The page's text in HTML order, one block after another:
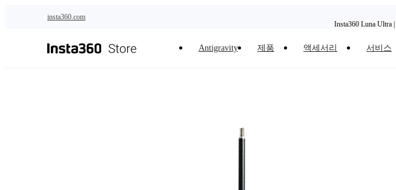
insta360.com
Insta360 Luna Ultra |
Antigravity 제품 액세서리 서비스